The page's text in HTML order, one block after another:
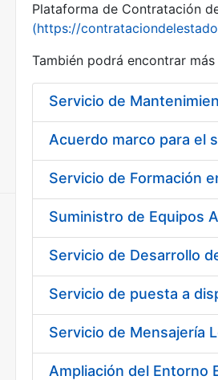
Mostrar/Ocultar
Mostrar/Ocultar
Plataforma de Contratación
(https://
También podrá encontrar
Acuerdo marco para el
Servicio de Formación
Suministro de Equipos
Servicio de Desarrollo
Ampliación del Entorno